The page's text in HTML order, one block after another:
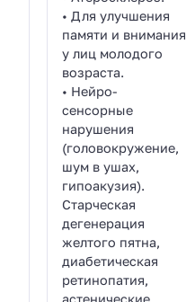
• Для улучшения
памяти и внимания
у лиц молодого
возраста.
• Нейро-
сенсорные
нарушения
(головокружение,
шум в ушах,
гипоакузия).
Старческая
дегенерация
желтого пятна,
диабетическая
ретинопатия,
астенические